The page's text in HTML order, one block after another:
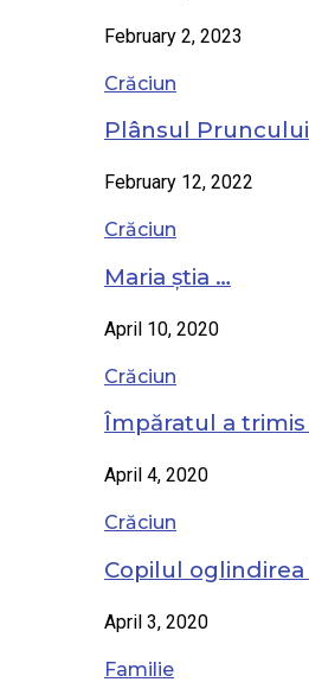
February 2, 2023
Crăciun
Plânsul
February 12, 2022
Crăciun
Maria știa …
April 10, 2020
Crăciun
Împăratul a
April 4, 2020
Crăciun
Copilul oglindirea
April 3, 2020
Familie